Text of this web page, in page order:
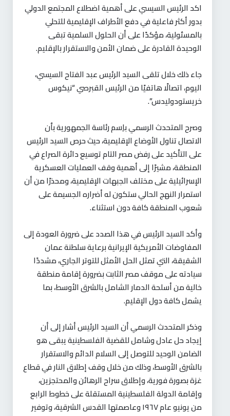
اكد الرئيس السيسي على أهمية اضطلاع المجتمع الدولي
بدور أكثر فاعلية في دفع الأطراف الإقليمية للتحلي
بالمسئولية، مؤكدًا على أن الحلول السلمية تبقى
الوحيدة القادرة على ضمان الأمن والاستقرار بالإقليم.
جاء ذلك خلال تلقى السيد الرئيس عبد الفتاح السيسي،
اليوم، اتصالًا هاتفيًا من الرئيس القبرصي “نيكوس
خريستودوليدس”.
وصرح المتحدث الرسمي باِسم رئاسة الجمهورية بأن
الاتصال تناول الأوضاع الإقليمية، حيث حرص السيد الرئيس
على التأكيد على رفض مصر التام توسيع دائرة الصراع في
المنطقة، مشيرًا إلى أهمية وقف العمليات العسكرية
الإسرائيلية على مختلف الجبهات الإقليمية، ومحذرًا من أن
استمرار النهج الحالي ستكون له أضراره الجسيمة على
شعوب المنطقة كافة دون استثناء.
وأكد السيد الرئيس في هذا الصدد على ضرورة العودة إلى
المفاوضات الأمريكية الإيرانية برعاية سلطنة عمان
الشقيقة، التي تمثل الحل الأمثل للتوتر الجاري، مشددًا
سيادته على موقف مصر الثابت بضرورة إقامة منطقة
خالية من أسلحة الدمار الشامل بالشرق الأوسط، بما
يشمل كافة دول الإقليم.
وذكر المتحدث الرسمي أن السيد الرئيس أشار إلى أن
إيجاد حل عادل وشامل للقضية الفلسطينية يبقى هو
الضامن الوحيد للتوصل إلى السلام الدائم والاستقرار
بالشرق الأوسط، وذلك من خلال وقف إطلاق النار في قطاع
غزة بصورة فورية، وإطلاق سراح الرهائن والمحتجزين،
وإقامة الدولة الفلسطينية المستقلة على خطوط الرابع
من يونيو عام ١٩٦٧ وعاصمتها القدس الشرقية، وتوفير